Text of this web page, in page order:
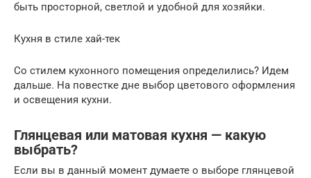
быть просторной, светлой и удобной для хозяйки.
Кухня в стиле хай-тек
Со стилем кухонного помещения определились? Идем
дальше. На повестке дне выбор цветового оформления
и освещения кухни.
Глянцевая или матовая кухня — какую
выбрать?
Если вы в данный момент думаете о выборе глянцевой